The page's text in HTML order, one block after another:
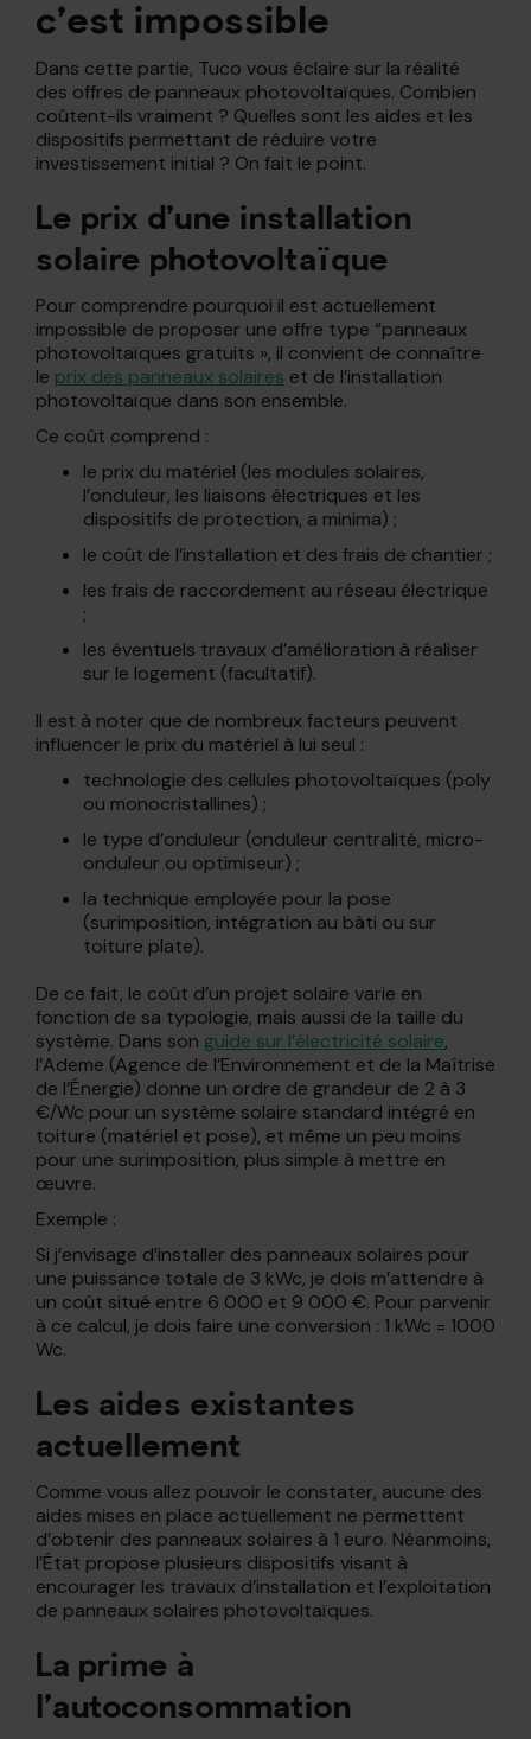
c’est impossible
Dans cette partie, Tuco vous éclaire sur la réalité
des offres de panneaux photovoltaïques. Combien
coûtent-ils vraiment ? Quelles sont les aides et les
dispositifs permettant de réduire votre
investissement initial ? On fait le point.
Le prix d’une installation
solaire photovoltaïque
Pour comprendre pourquoi il est actuellement
impossible de proposer une offre type “panneaux
photovoltaïques gratuits », il convient de connaître
le prix des panneaux solaires et de l’installation
photovoltaïque dans son ensemble.
Ce coût comprend :
le prix du matériel (les modules solaires,
l’onduleur, les liaisons électriques et les
dispositifs de protection, a minima) ;
le coût de l’installation et des frais de chantier ;
les frais de raccordement au réseau électrique
;
les éventuels travaux d’amélioration à réaliser
sur le logement (facultatif).
Il est à noter que de nombreux facteurs peuvent
influencer le prix du matériel à lui seul :
technologie des cellules photovoltaïques (poly
ou monocristallines) ;
le type d’onduleur (onduleur centralité, micro-
onduleur ou optimiseur) ;
la technique employée pour la pose
(surimposition, intégration au bâti ou sur
toiture plate).
De ce fait, le coût d’un projet solaire varie en
fonction de sa typologie, mais aussi de la taille du
système. Dans son guide sur l’électricité solaire,
l’Ademe (Agence de l’Environnement et de la Maîtrise
de l’Énergie) donne un ordre de grandeur de 2 à 3
€/Wc pour un système solaire standard intégré en
toiture (matériel et pose), et même un peu moins
pour une surimposition, plus simple à mettre en
œuvre.
Exemple :
Si j’envisage d’installer des panneaux solaires pour
une puissance totale de 3 kWc, je dois m’attendre à
un coût situé entre 6 000 et 9 000 €. Pour parvenir
à ce calcul, je dois faire une conversion : 1 kWc = 1000
Wc.
Les aides existantes
actuellement
Comme vous allez pouvoir le constater, aucune des
aides mises en place actuellement ne permettent
d’obtenir des panneaux solaires à 1 euro. Néanmoins,
l’État propose plusieurs dispositifs visant à
encourager les travaux d’installation et l’exploitation
de panneaux solaires photovoltaïques.
La prime à
l’autoconsommation